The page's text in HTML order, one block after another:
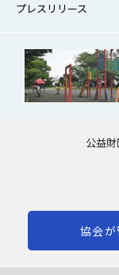
プレスリリース
協会